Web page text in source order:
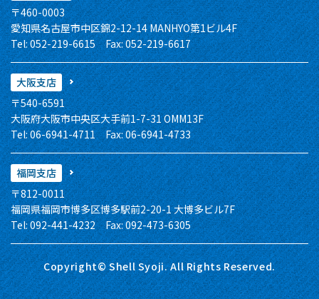
〒460-0003
愛知県名古屋市中区錦2-12-14 MANHYO第1ビル4F
Tel: 052-219-6615 Fax: 052-219-6617
大阪支店
〒540-6591
大阪府大阪市中央区大手前1-7-31 OMM13F
Tel: 06-6941-4711 Fax: 06-6941-4733
福岡支店
〒812-0011
福岡県福岡市博多区博多駅前2-20-1 大博多ビル7F
Tel: 092-441-4232 Fax: 092-473-6305
Copyright© Shell Syoji. All Rights Reserved.